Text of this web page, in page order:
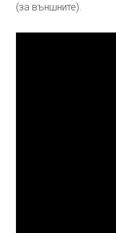
(за външните).